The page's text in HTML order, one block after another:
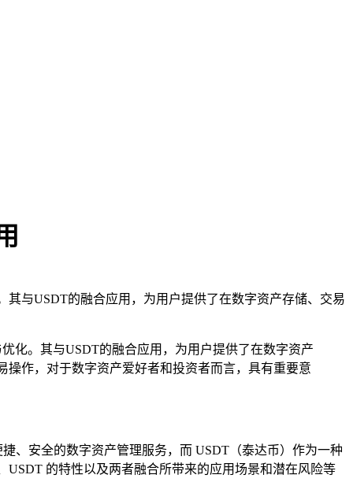
其与USDT的融合应用，为用户提供了在数字资产存储、交易
化。其与USDT的融合应用，为用户提供了在数字资产
作，对于数字资产爱好者和投资者而言，具有重要意
、安全的数字资产管理服务，而 USDT（泰达币）作为一种
USDT 的特性以及两者融合所带来的应用场景和潜在风险等